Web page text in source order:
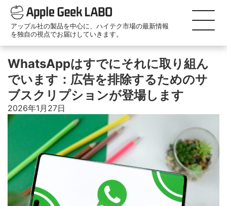
アップル社の製品を中心に、ハイテク市場の最新情報
を独自の視点でお届けしていきます。
WhatsAppはすでにそれに取り組ん
でいます：広告を排除するためのサ
ブスクリプションが登場します
2026年1月27日